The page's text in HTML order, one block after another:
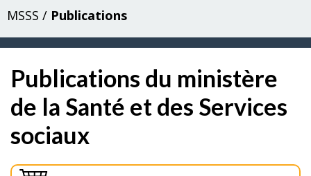
MSSS / Publications
Publications du ministère
de la Santé et des Services
sociaux